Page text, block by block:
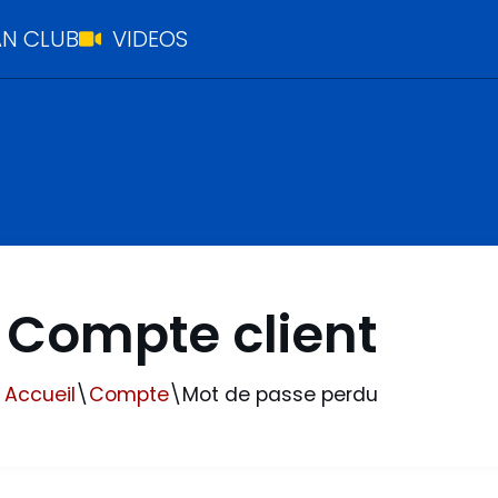
CLUB VIDEOS
Compte client
Accueil\Compte\Mot de passe perdu